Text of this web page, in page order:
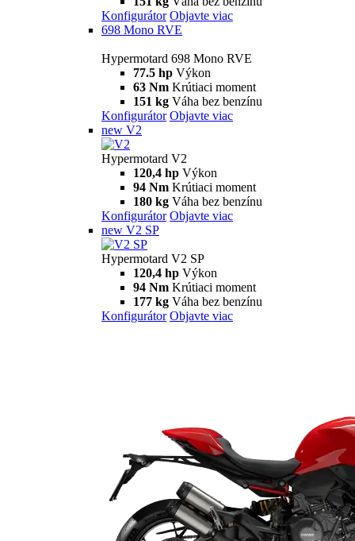
Hypermotard
698 Mono
Hypermotard 698 Mono
77.5 hp Výkon
63 Nm Krútiaci moment
151 kg Váha bez benzínu
Objavte viac
V2
Hypermotard V2
120,4 hp Výkon
94 Nm Krútiaci moment
180 kg Váha bez benzínu